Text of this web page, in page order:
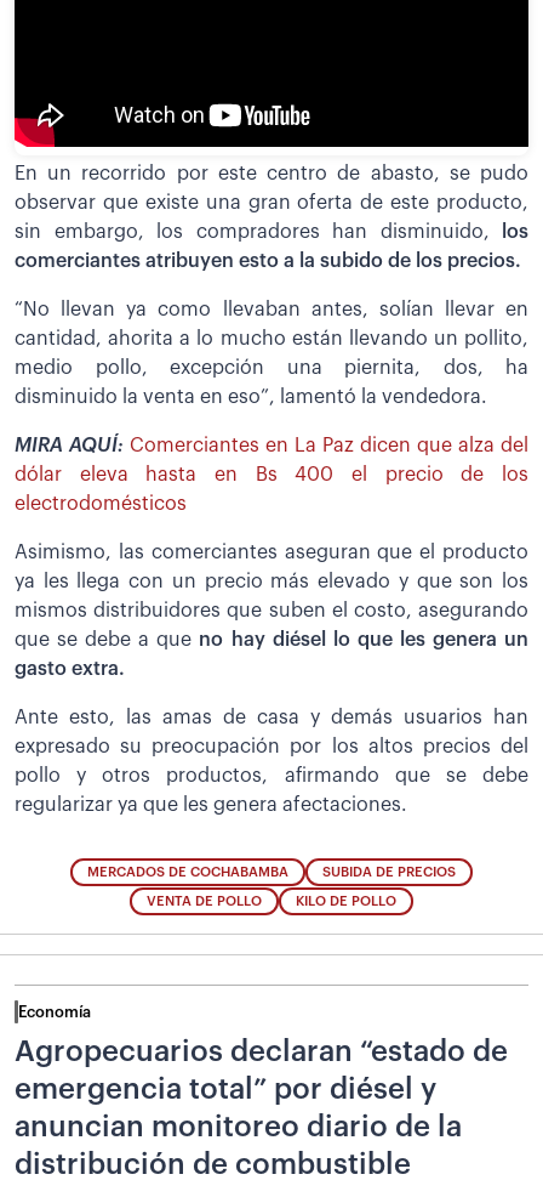
En un recorrido por este centro de abasto, se pudo
observar que existe una gran oferta de este producto,
sin embargo, los compradores han disminuido, los
comerciantes atribuyen esto a la subido de los precios.
“No llevan ya como llevaban antes, solían llevar en
cantidad, ahorita a lo mucho están llevando un pollito,
medio pollo, excepción una piernita, dos, ha
disminuido la venta en eso”, lamentó la vendedora.
MIRA AQUÍ: Comerciantes en La Paz dicen que alza del
dólar eleva hasta en Bs 400 el precio de los
electrodomésticos
Asimismo, las comerciantes aseguran que el producto
ya les llega con un precio más elevado y que son los
mismos distribuidores que suben el costo, asegurando
que se debe a que no hay diésel lo que les genera un
gasto extra.
Ante esto, las amas de casa y demás usuarios han
expresado su preocupación por los altos precios del
pollo y otros productos, afirmando que se debe
regularizar ya que les genera afectaciones.
MERCADOS DE COCHABAMBA SUBIDA DE PRECIOS
VENTA DE POLLO KILO DE POLLO
Economía
Agropecuarios declaran “estado de
emergencia total” por diésel y
anuncian monitoreo diario de la
distribución de combustible